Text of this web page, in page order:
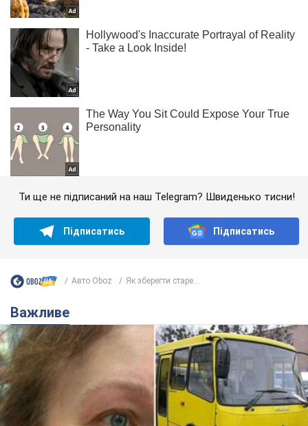
Ти ще не підписаний на наш Telegram? Швиденько тисни!
Підписатись Підписатись
Авто Oboz Як зберегти старе...
Важливе